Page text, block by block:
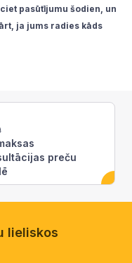
pasūtījumu šodien, un
ja jums radies kāds
preču
lieliskos